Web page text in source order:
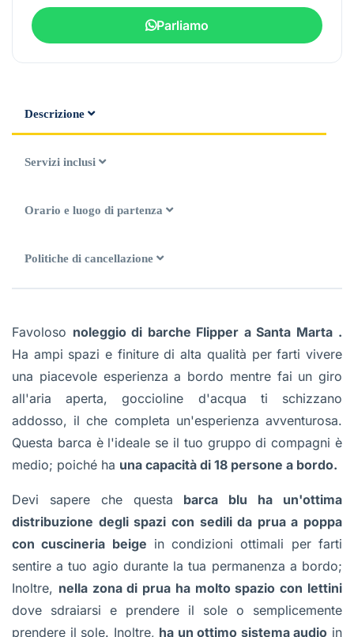
Parliamo
Descrizione
Servizi inclusi
Orario e luogo di partenza
Politiche di cancellazione
Favoloso noleggio di barche Flipper a Santa Marta .
Ha ampi spazi e finiture di alta qualità per farti vivere
una piacevole esperienza a bordo mentre fai un giro
all'aria aperta, goccioline d'acqua ti schizzano
addosso, il che completa un'esperienza avventurosa.
Questa barca è l'ideale se il tuo gruppo di compagni è
medio; poiché ha una capacità di 18 persone a bordo.
Devi sapere che questa barca blu ha un'ottima
distribuzione degli spazi con sedili da prua a poppa
con cuscineria beige in condizioni ottimali per farti
sentire a tuo agio durante la tua permanenza a bordo;
Inoltre, nella zona di prua ha molto spazio con lettini
dove sdraiarsi e prendere il sole o semplicemente
prendere il sole. Inoltre, ha un ottimo sistema audio in